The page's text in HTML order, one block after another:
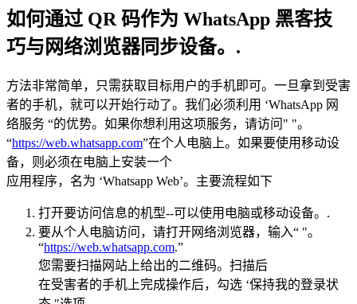
如何通过 QR 码作为 WhatsApp 黑客技
巧与网络浏览器同步设备。.
方法非常简单，只需获取目标用户的手机即可。一旦拿到受害
者的手机，就可以开始行动了。我们必须利用 ‘WhatsApp 网
络服务 “的优势。如果你想利用这项服务，请访问" "。
“https://web.whatsapp.com”在个人电脑上。如果要使用移动设
备，则必须在电脑上安装一个
应用程序，名为 ‘Whatsapp Web’。主要流程如下
打开要访问信息的机型--可以使用电脑或移动设备。.
要从个人电脑访问，请打开网络浏览器，输入“ "。
“https://web.whatsapp.com.”
您需要扫描网站上给出的二维码。扫描后
在受害者的手机上完成操作后，勾选 ‘保持我的登录状